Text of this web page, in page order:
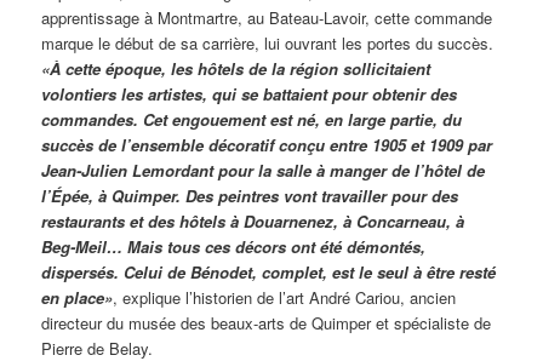
apprentissage à Montmartre, au Bateau-Lavoir, cette commande
marque le début de sa carrière, lui ouvrant les portes du succès.
«À cette époque, les hôtels de la région sollicitaient
volontiers les artistes, qui se battaient pour obtenir des
commandes. Cet engouement est né, en large partie, du
succès de l’ensemble décoratif conçu entre 1905 et 1909 par
Jean-Julien Lemordant pour la salle à manger de l’hôtel de
l’Épée, à Quimper. Des peintres vont travailler pour des
restaurants et des hôtels à Douarnenez, à Concarneau, à
Beg-Meil… Mais tous ces décors ont été démontés,
dispersés. Celui de Bénodet, complet, est le seul à être resté
en place», explique l’historien de l’art André Cariou, ancien
directeur du musée des beaux-arts de Quimper et spécialiste de
Pierre de Belay.